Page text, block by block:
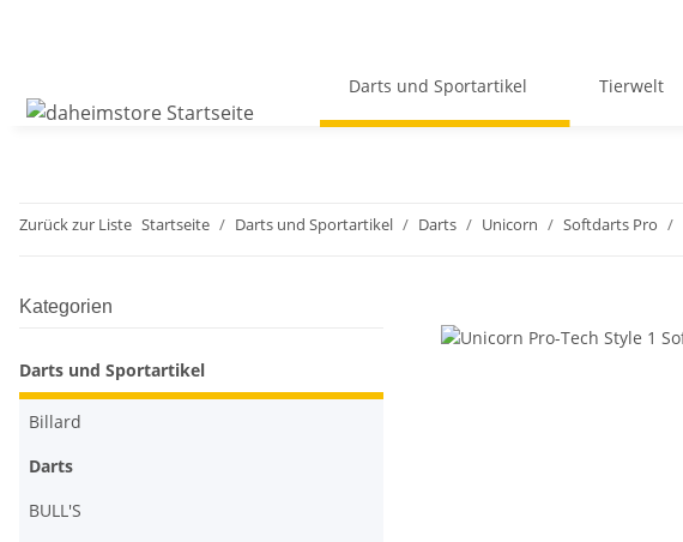
Darts und Sportartikel Tierwelt
Zurück zur Liste Startseite Darts und Sportartikel Darts Unicorn Softdarts Pro
Kategorien
Darts und Sportartikel
Billard
Darts
BULL'S